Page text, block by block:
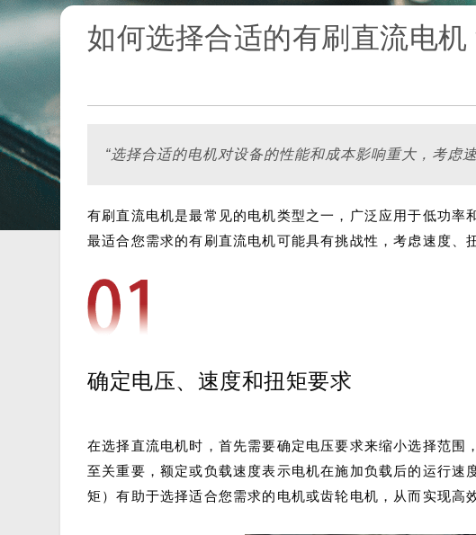
如何选择合适的有刷直流电机
“选择合适的电机对设备的性能和成本影响重大，考虑
有刷直流电机是最常见的电机类型之一，广泛应用于低功
最适合您需求的有刷直流电机可能具有挑战性，考虑速度、
确定电压、速度和扭矩要求
在选择直流电机时，首先需要确定电压要求来缩小选择范
至关重要，额定或负载速度表示电机在施加负载后的运行
矩）有助于选择适合您需求的电机或齿轮电机，从而实现高